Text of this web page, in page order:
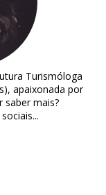
Turismóloga
apaixonada por
saber mais?